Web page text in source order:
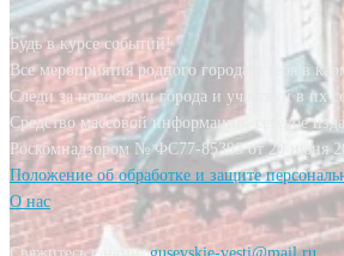
Будь в курсе событий!
Все мероприятия родного города у тебя в
Следи за новостями города и участвуй в их
Средство массовой информации, сетевое
Роскомнадзором № ФС77-85393 от 20 июня
Положение об обработке и защите
О нас